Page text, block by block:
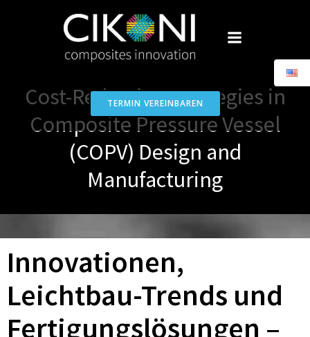
to
content
TERMIN VEREINBAREN
Cost-Reduction Strategies in
Composite Pressure Vessel
(COPV) Design and
Manufacturing
Innovationen,
Leichtbau-Trends und
Fertigungslösungen –